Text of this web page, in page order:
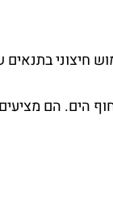
חיצוני
הים. הם